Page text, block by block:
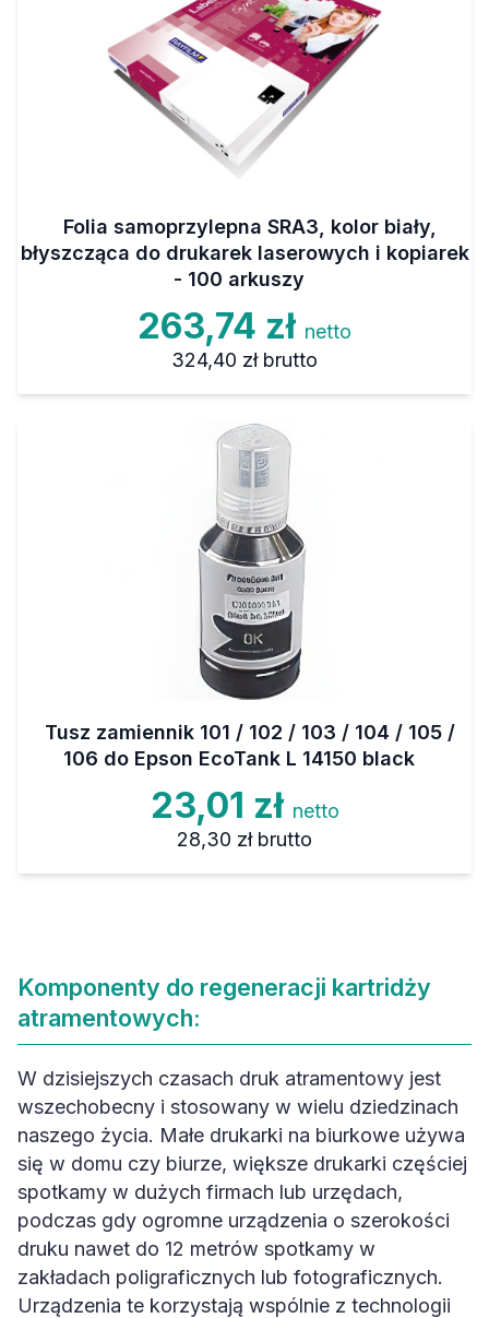
Folia samoprzylepna SRA3, kolor biały,
błyszcząca do drukarek laserowych i kopiarek
- 100 arkuszy
263,74 zł netto
324,40 zł brutto
Tusz zamiennik 101 / 102 / 103 / 104 / 105 /
106 do Epson EcoTank L 14150 black
23,01 zł netto
28,30 zł brutto
Komponenty do regeneracji kartridży
atramentowych:
W dzisiejszych czasach druk atramentowy jest
wszechobecny i stosowany w wielu dziedzinach
naszego życia. Małe drukarki na biurkowe używa
się w domu czy biurze, większe drukarki częściej
spotkamy w dużych firmach lub urzędach,
podczas gdy ogromne urządzenia o szerokości
druku nawet do 12 metrów spotkamy w
zakładach poligraficznych lub fotograficznych.
Urządzenia te korzystają wspólnie z technologii